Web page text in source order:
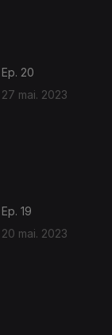
Ep. 20
27 mai. 2023
Ep. 19
20 mai. 2023